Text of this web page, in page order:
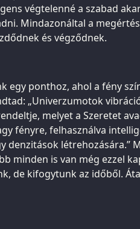
végtelenné a szabad
Mindazonáltal a
és végződnek.
egy ponthoz, ahol a fény
„Univerzumotok
melyet a Szeretet
fényre, felhasználva
denzitások létrehozására.”
minden is van még ezzel
de kifogytunk az időből.